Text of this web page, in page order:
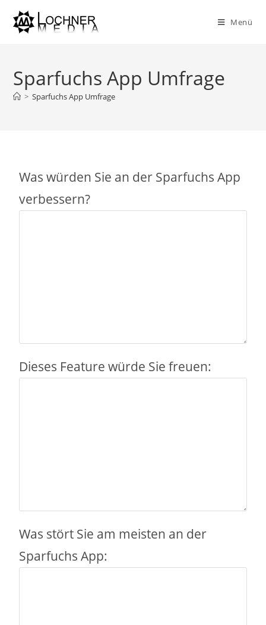
Menü
Sparfuchs App Umfrage
> Sparfuchs App Umfrage
Was würden Sie an der Sparfuchs App
verbessern?
Dieses Feature würde Sie freuen:
Was stört Sie am meisten an der
Sparfuchs App: